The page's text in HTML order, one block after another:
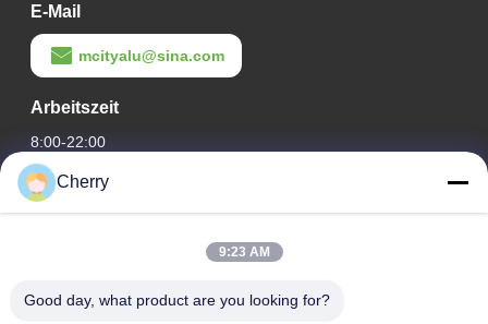
E-Mail
mcityalu@sina.com
Arbeitszeit
8:00-22:00
Unsere Adresse
Hegui Industriepark, Lishui, Nanhai Foshan Guangdong PR
Cherry
9:23 AM
Good day, what product are you looking for?